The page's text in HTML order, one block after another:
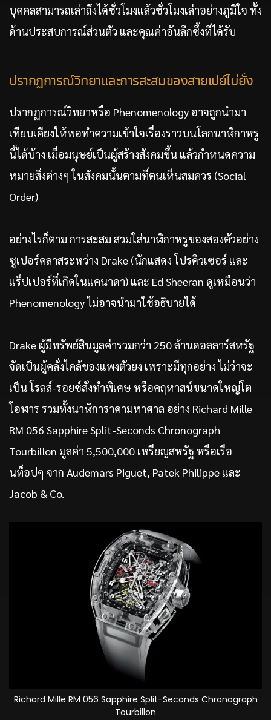
บุคคลสามารถเล่าถึงได้ชั่วโมงแล้วชั่วโมงเล่าอย่างภูมิใจ ทั้ง
ด้านประสบการณ์ส่วนตัว และคุณค่าอันลึกซึ้งที่ได้รับ
ปรากฏการณ์วิทยาและการสะสมของสายเปย์ไม่ยั้ง
ปรากฏการณ์วิทยาหรือ Phenomenology อาจถูกนำมา
เทียบเคียงให้พอทำความเข้าใจเรื่องราวบนโลกนาฬิกาหรู
นี้ได้บ้าง เมื่อมนุษย์เป็นผู้สร้างสังคมขึ้น แล้วกำหนดความ
หมายสิ่งต่างๆ ในสังคมนั้นตามที่ตนเห็นสมควร (Social
Order)
อย่างไรก็ตาม การสะสม สวมใส่นาฬิกาหรูของสองตัวอย่าง
ซูเปอร์คลาสระหว่าง Drake (นักแสดง โปรดิวเซอร์ และ
แร็ปเปอร์ที่เกิดในแคนาดา) และ Ed Sheeran ดูเหมือนว่า
Phenomenology ไม่อาจนำมาใช้อธิบายได้
Drake ผู้มีทรัพย์สินมูลค่ารวมกว่า 250 ล้านดอลลาร์สหรัฐ
จัดเป็นผู้คลั่งไคล้ของแพงตัวยง เพราะมีทุกอย่าง ไม่ว่าจะ
เป็น โรลส์-รอยซ์สั่งทำพิเศษ หรือคฤหาสน์ขนาดใหญ่โต
โอฬาร รวมทั้งนาฬิการาคามหาศาล อย่าง Richard Mille
RM 056 Sapphire Split-Seconds Chronograph
Tourbillon มูลค่า 5,500,000 เหรียญสหรัฐ หรือเรือ
นท็อปๆ จาก Audemars Piguet, Patek Philippe และ
Jacob & Co.
Richard Mille RM 056 Sapphire Split-Seconds Chronograph
Tourbillon